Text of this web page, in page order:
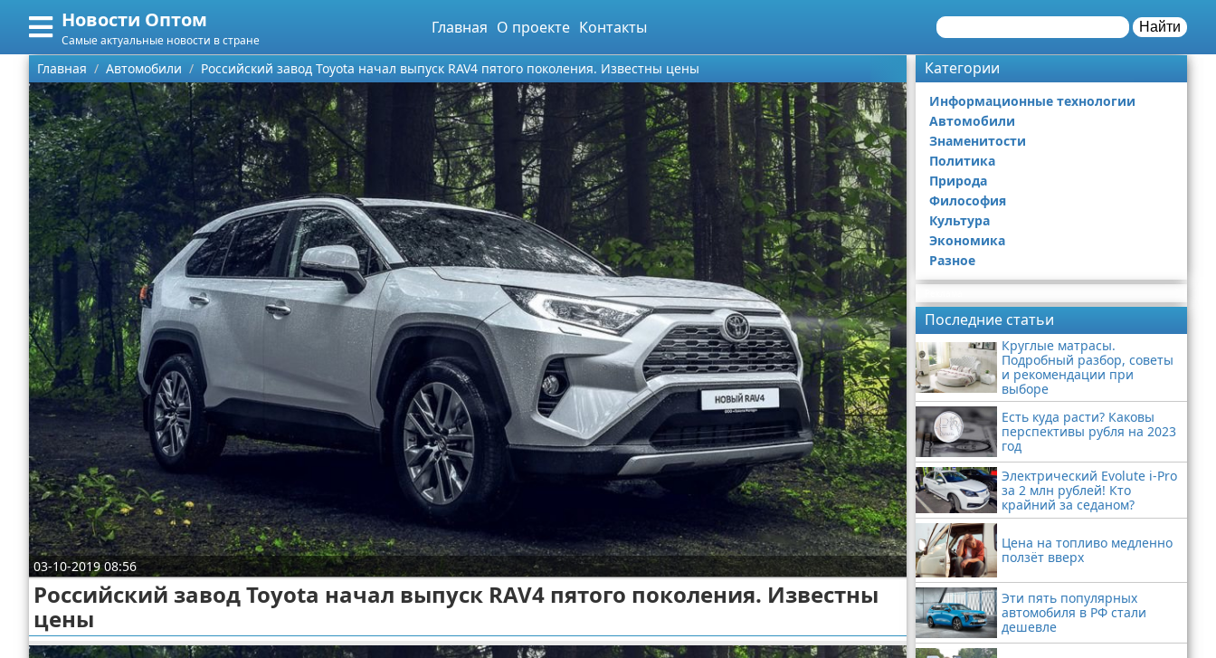
Новости Оптом
Самые актуальные новости в стране
Главная О проекте Контакты Найти
Меню
Главная
Категории
Информационные технологии
Автомобили
Знаменитости
Политика
Природа
Философия
Культура
Экономика
Разное
Поиск
О проекте
Контакты
Сотрудничество
Размещение рекламы
Для правообладателей
Условия предоставления информации
Отказ от ответственности
Главная Автомобили Российский завод Toyota начал выпуск RAV4 пятого поколения. Известны цены
03-10-2019 08:56
Российский завод Toyota начал выпуск RAV4 пятого поколения. Известны
цены
Категории
Информационные технологии
Автомобили
Знаменитости
Политика
Природа
Философия
Культура
Экономика
Разное
Последние статьи
Круглые матрасы.
Подробный разбор, советы
и рекомендации при
выборе
Есть куда расти? Каковы
перспективы рубля на 2023
год
Электрический Evolute i-Pro
за 2 млн рублей! Кто
крайний за седаном?
Цена на топливо медленно
ползёт вверх
Эти пять популярных
автомобиля в РФ стали
дешевле